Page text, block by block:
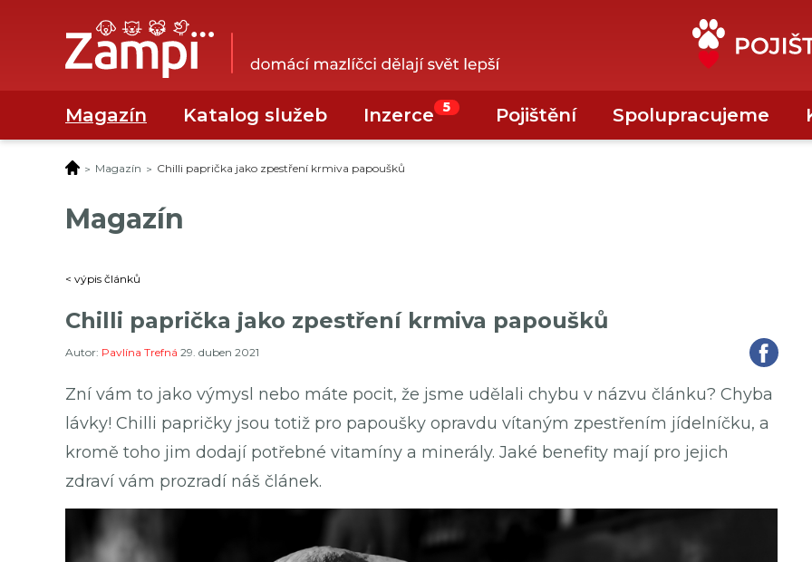
Magazín Katalog služeb Inzerce 5 Pojištění Spolupracujeme
Magazín Chilli paprička jako zpestření krmiva papoušků
Magazín
< výpis článků
Chilli paprička jako zpestření krmiva papoušků
Autor: Pavlína Trefná 29. duben 2021
Zní vám to jako výmysl nebo máte pocit, že jsme udělali chybu v názvu článku? Chyba
lávky! Chilli papričky jsou totiž pro papoušky opravdu vítaným zpestřením jídelníčku, a
kromě toho jim dodají potřebné vitamíny a minerály. Jaké benefity mají pro jejich
zdraví vám prozradí náš článek.